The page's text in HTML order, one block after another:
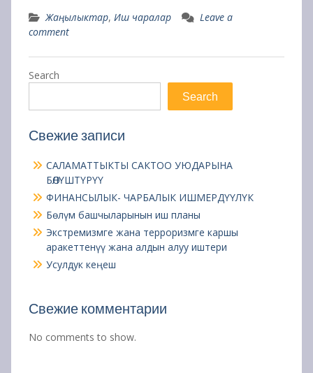
Жаңылыктар, Иш чаралар
Leave a
comment
Search
Search
Свежие записи
САЛАМАТТЫКТЫ САКТОО УЮДАРЫНА
БӨЛҮШТҮРҮҮ
ФИНАНСЫЛЫК- ЧАРБАЛЫК ИШМЕРДҮҮЛҮК
Бөлүм башчыларынын иш планы
Экстремизмге жана терроризмге каршы
аракеттенүү жана алдын алуу иштери
Усулдук кеңеш
Свежие комментарии
No comments to show.